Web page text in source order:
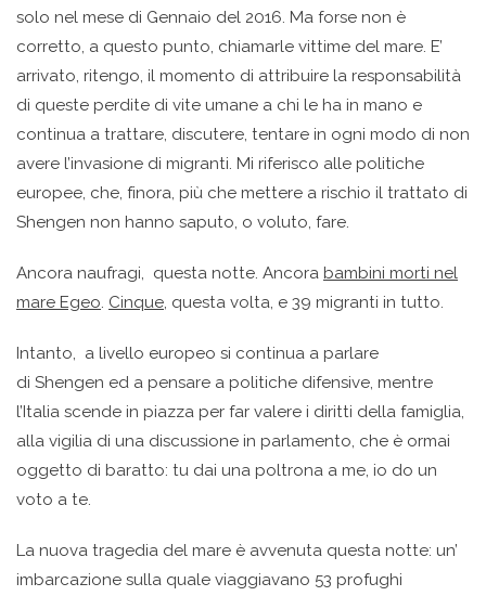
solo nel mese di Gennaio del 2016. Ma forse non è
corretto, a questo punto, chiamarle vittime del mare. E’
arrivato, ritengo, il momento di attribuire la responsabilità
di queste perdite di vite umane a chi le ha in mano e
continua a trattare, discutere, tentare in ogni modo di non
avere l’invasione di migranti. Mi riferisco alle politiche
europee, che, finora, più che mettere a rischio il trattato di
Shengen non hanno saputo, o voluto, fare.
Ancora naufragi, questa notte. Ancora bambini morti nel
mare Egeo. Cinque, questa volta, e 39 migranti in tutto.
Intanto, a livello europeo si continua a parlare
di Shengen ed a pensare a politiche difensive, mentre
l’Italia scende in piazza per far valere i diritti della famiglia,
alla vigilia di una discussione in parlamento, che è ormai
oggetto di baratto: tu dai una poltrona a me, io do un
voto a te.
La nuova tragedia del mare è avvenuta questa notte: un’
imbarcazione sulla quale viaggiavano 53 profughi